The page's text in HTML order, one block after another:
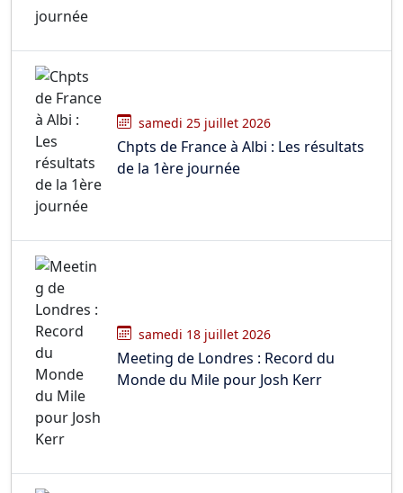
samedi 25 juillet 2026
Chpts de France à Albi : Les résultats
de la 1ère journée
samedi 18 juillet 2026
Meeting de Londres : Record du
Monde du Mile pour Josh Kerr